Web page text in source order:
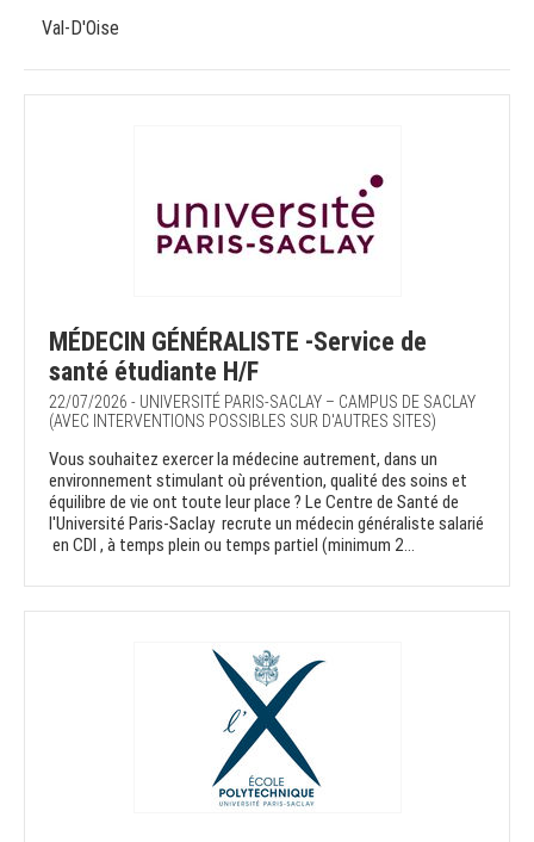
Val-D'Oise
MÉDECIN GÉNÉRALISTE -Service de
santé étudiante H/F
22/07/2026 - UNIVERSITÉ PARIS-SACLAY – CAMPUS DE SACLAY
(AVEC INTERVENTIONS POSSIBLES SUR D'AUTRES SITES)
Vous souhaitez exercer la médecine autrement, dans un
environnement stimulant où prévention, qualité des soins et
équilibre de vie ont toute leur place ? Le Centre de Santé de
l'Université Paris-Saclay recrute un médecin généraliste salarié
en CDI , à temps plein ou temps partiel (minimum 2...